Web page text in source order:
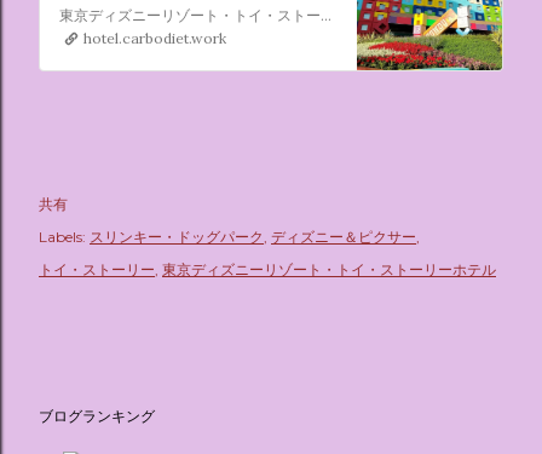
東京ディズニーリゾート・トイ・ストーリーホテルは、ディズニー＆ピクサー映画『トイ・ストーリー』シリーズがテーマのホテルです。 訪れたゲストが『トイ・ストーリー』シリーズのおもちゃの世界に入り込んだかのように感じられる遊び心のある工夫が散りばめられています。
hotel.carbodiet.work
共有
Labels: スリンキー・ドッグパーク ディズニー＆ピクサー
トイ・ストーリー 東京ディズニーリゾート・トイ・ストーリーホテル
ブログランキング